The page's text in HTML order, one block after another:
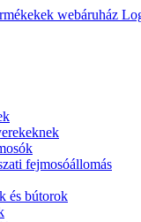
fejmosóállomás
és bútorok